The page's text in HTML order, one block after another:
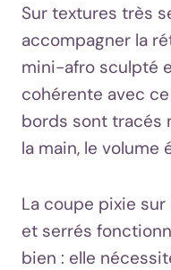
Sur textures très
accompagner la
mini-afro sculpté
cohérente avec
bords sont tracés
la main, le
La coupe pixie
et serrés
bien : elle